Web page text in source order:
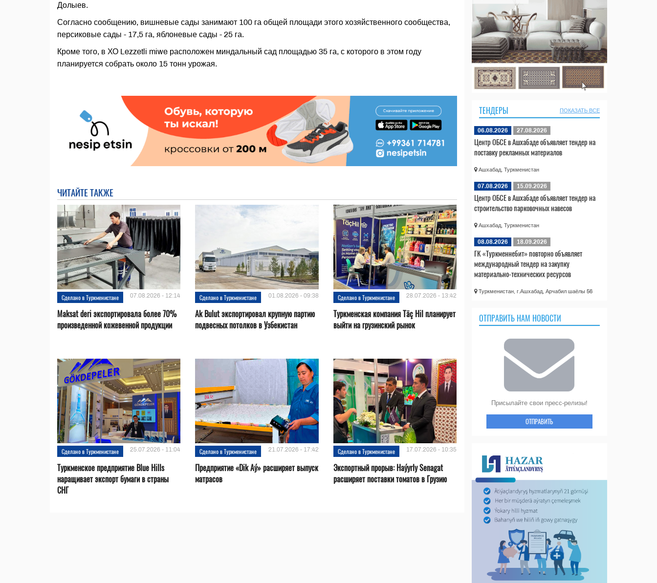
Долыев.
Согласно сообщению, вишневые сады занимают 100 га общей площади этого хозяйственного сообщества,
персиковые сады - 17,5 га, яблоневые сады - 25 га.
Кроме того, в ХО Lezzetli miwe расположен миндальный сад площадью 35 га, с которого в этом году
планируется собрать около 15 тонн урожая.
ЧИТАЙТЕ ТАКЖЕ
Сделано в Туркменистане 07.08.2026 - 12:14
Maksat deri экспортировала более 70%
произведенной кожевенной продукции
Сделано в Туркменистане 01.08.2026 - 09:38
Ak Bulut экспортировал крупную партию
подвесных потолков в Узбекистан
Сделано в Туркменистане 28.07.2026 - 13:42
Туркменская компания Täç Hil планирует
выйти на грузинский рынок
Сделано в Туркменистане 25.07.2026 - 11:04
Туркменское предприятие Blue Hills
наращивает экспорт бумаги в страны
СНГ
Сделано в Туркменистане 21.07.2026 - 17:42
Предприятие «Dik Aý» расширяет выпуск
матрасов
Сделано в Туркменистане 17.07.2026 - 10:35
Экспортный прорыв: Haýyrly Senagat
расширяет поставки томатов в Грузию
ТЕНДЕРЫ ПОКАЗАТЬ ВСЕ
06.08.2026 27.08.2026
Центр ОБСЕ в Ашхабаде объявляет тендер на
поставку рекламных материалов
Ашхабад, Туркменистан
07.08.2026 15.09.2026
Центр ОБСЕ в Ашхабаде объявляет тендер на
строительство парковочных навесов
Ашхабад, Туркменистан
08.08.2026 18.09.2026
ГК «Туркменнебит» повторно объявляет
международный тендер на закупку
материально-технических ресурсов
Туркменистан, г.Ашхабад, Арчабил шаёлы 56
ОТПРАВИТЬ НАМ НОВОСТИ
Присылайте свои пресс-релизы!
ОТПРАВИТЬ